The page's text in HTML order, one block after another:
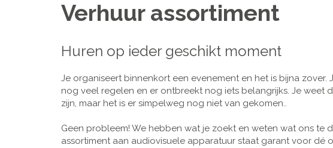
Verhuur assortiment
Huren op ieder geschikt moment
Je organiseert binnenkort een evenement en het is bijna zover.
nog veel regelen en er ontbreekt nog iets belangrijks. Je weet
zijn, maar het is er simpelweg nog niet van gekomen..
Geen probleem! We hebben wat je zoekt en weten wat ons te
assortiment aan audiovisuele apparatuur staat garant voor dé